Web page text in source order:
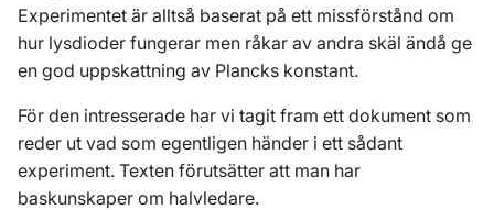
Experimentet är alltså baserat på ett missförstånd om
hur lysdioder fungerar men råkar av andra skäl ändå ge
en god uppskattning av Plancks konstant.
För den intresserade har vi tagit fram ett dokument som
reder ut vad som egentligen händer i ett sådant
experiment. Texten förutsätter att man har
baskunskaper om halvledare.